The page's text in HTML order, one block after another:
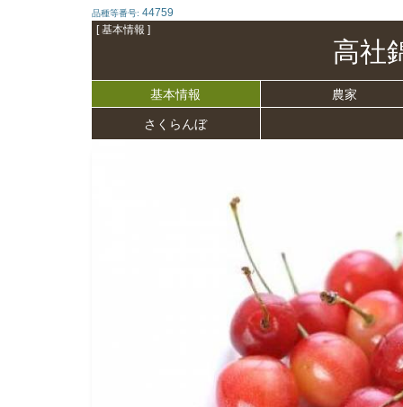
品種等番号: 44759
[ 基本情報 ]
高社
基本情報 農家
さくらんぼ